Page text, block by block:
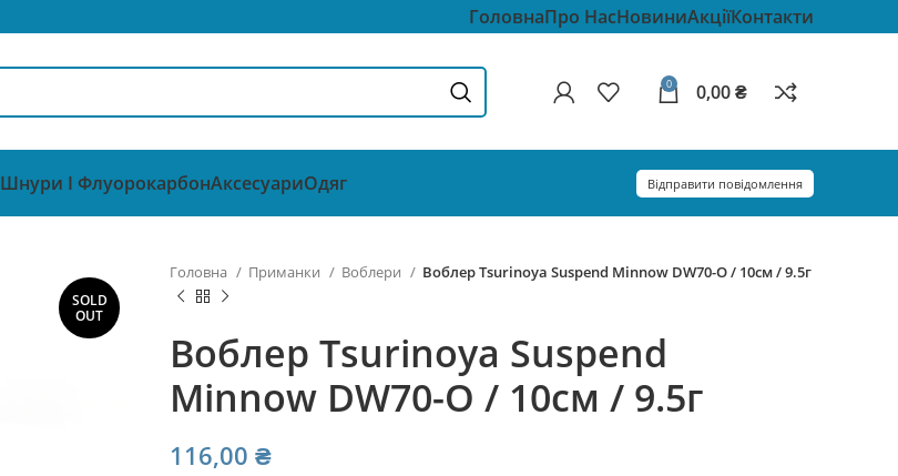
ГоловнаПро НасНовиниАкціїКонтакти
0 0,00₴
Шнури І ФлуорокарбонАксесуариОдяг Відправити повідомлення
SOLD
OUT
Головна Приманки Воблери Воблер Tsurinoya Suspend Minnow DW70-O / 10см / 9.5г
Воблер Tsurinoya Suspend
Minnow DW70-O / 10см / 9.5г
116,00 ₴